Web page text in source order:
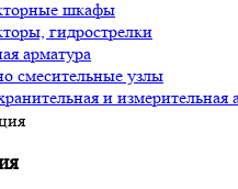
шкафы
гидрострелки
арматура
смесительные узлы
и измерительная